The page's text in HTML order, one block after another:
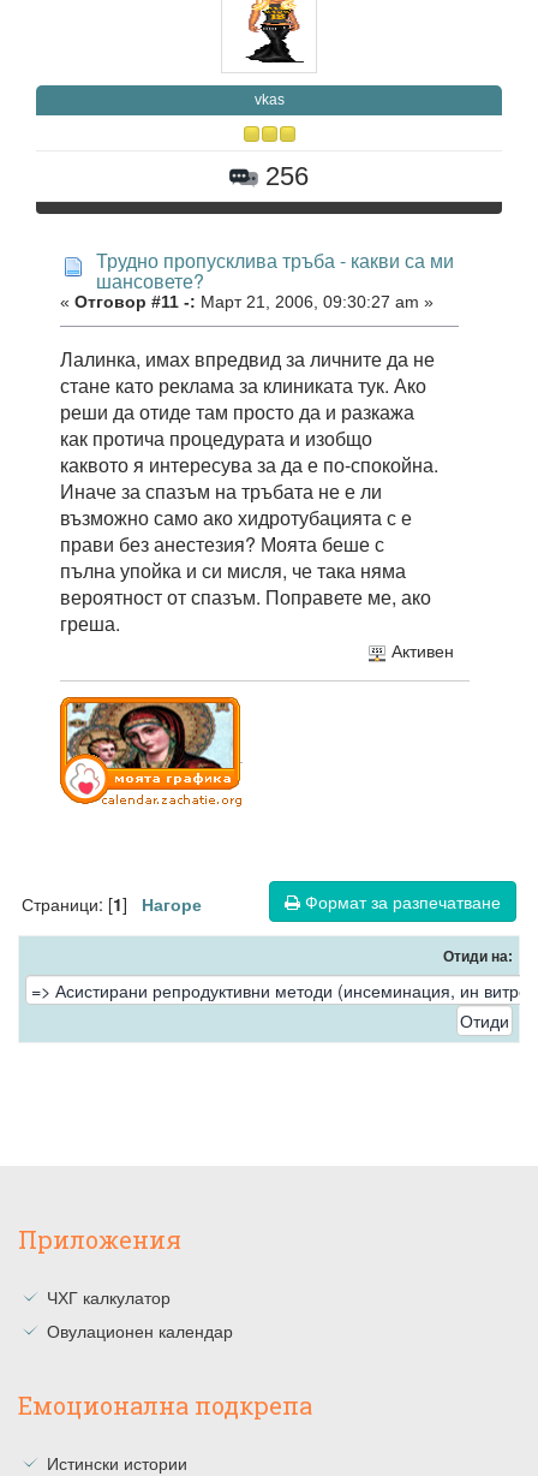
vkas
256
Трудно пропусклива тръба - какви са ми
шансовете?
« Отговор #11 -: Март 21, 2006, 09:30:27 am »
Лалинка, имах впредвид за личните да не
стане като реклама за клиниката тук. Ако
реши да отиде там просто да и разкажа
как протича процедурата и изобщо
каквото я интересува за да е по-спокойна.
Иначе за спазъм на тръбата не е ли
възможно само ако хидротубацията с е
прави без анестезия? Моята беше с
пълна упойка и си мисля, че така няма
вероятност от спазъм. Поправете ме, ако
греша.
Активен
Формат за разпечатване
Страници: [1] Нагоре
Отиди на:
Приложения
ЧХГ калкулатор
Овулационен календар
Емоционална подкрепа
Истински истории